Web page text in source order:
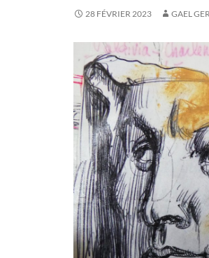
28 FÉVRIER 2023 GAEL